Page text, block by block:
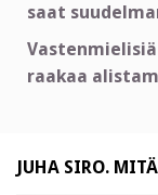
selaus
saat
raakaa
JUHA SIRO.